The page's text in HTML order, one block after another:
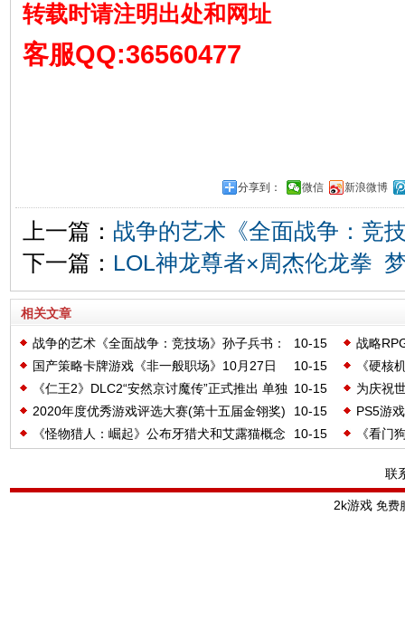
转载时请注明出处和网址
客服QQ:36560477
分享到： 微信 新浪微博
上一篇： 战争的艺术《全面战争：竞
下一篇： LOL神龙尊者×周杰伦龙拳
相关文章
10-15
战争的艺术《全面战争：竞技场》孙子兵书：
九地篇
战略
PS4和
10-15
国产策略卡牌游戏《非一般职场》10月27日
开启抢先体验
《硬核
红莲螺
10-15
《仁王2》DLC2“安然京讨魔传”正式推出 单独
售价83元
为庆祝
《神室
10-15
2020年度优秀游戏评选大赛(第十五届金翎奖)
玩家投票正式开始
PS5游
版照片
10-15
《怪物猎人：崛起》公布牙猎犬和艾露猫概念
《看门
联
2k游戏 免费